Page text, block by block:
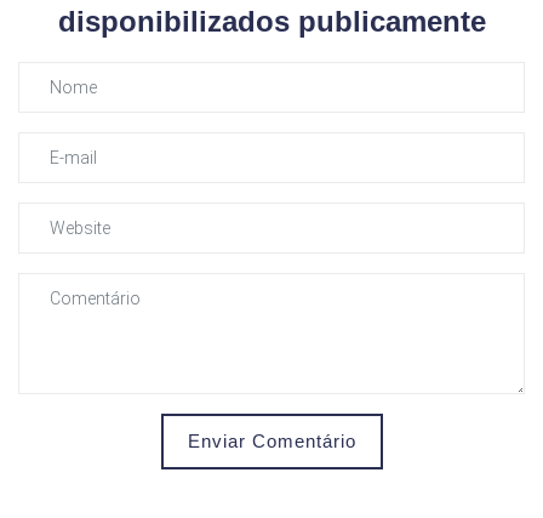
disponibilizados publicamente
Enviar Comentário